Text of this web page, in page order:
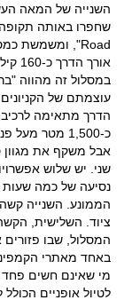
השנייה של המאה
Road", ומשמשת כמסלול לרוכבים על אופני הרים.
במסלול זה מהווה
עוצמתם של הקניונים
הדרך מתאימה
כ-1,500 מטר
אבל משקף את מגוון
שני. יש שלוש
נסיעה של כמה שעות
הממונע. השנייה קשה
ציוד. השלישית,
המסלול, שבו
באחד מאתרי
מי שאינם חשים פחד
לטיול אופניים